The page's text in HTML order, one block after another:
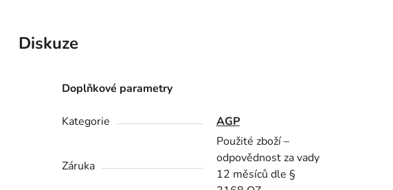
Diskuze
Doplňkové parametry
Kategorie AGP
Záruka
Použité zboží –
odpovědnost za vady
12 měsíců dle §